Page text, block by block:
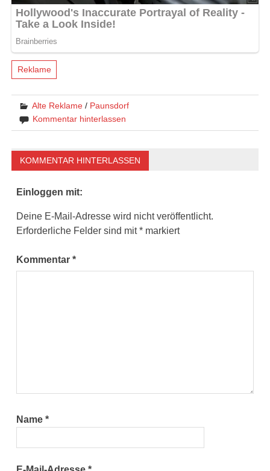
Reklame
Alte Reklame / Paunsdorf
Kommentar hinterlassen
KOMMENTAR HINTERLASSEN
Einloggen mit:
Deine E-Mail-Adresse wird nicht veröffentlicht.
Erforderliche Felder sind mit* markiert
Kommentar*
Name*